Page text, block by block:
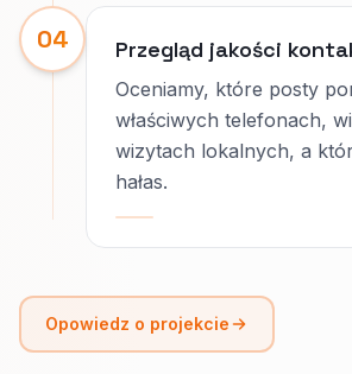
04 Przegląd jakości
Oceniamy, które posty
właściwych telefonach,
wizytach lokalnych, a
hałas.
Opowiedz o projekcie